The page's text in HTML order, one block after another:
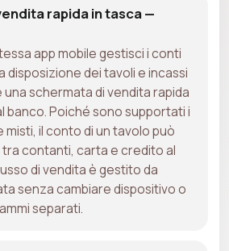
rapida in tasca —
app mobile gestisci i conti
disposizione dei tavoli e incassi
schermata di vendita rapida
banco. Poiché sono supportati i
misti, il conto di un tavolo può
contanti, carta e credito al
di vendita è gestito da
senza cambiare dispositivo o
separati.